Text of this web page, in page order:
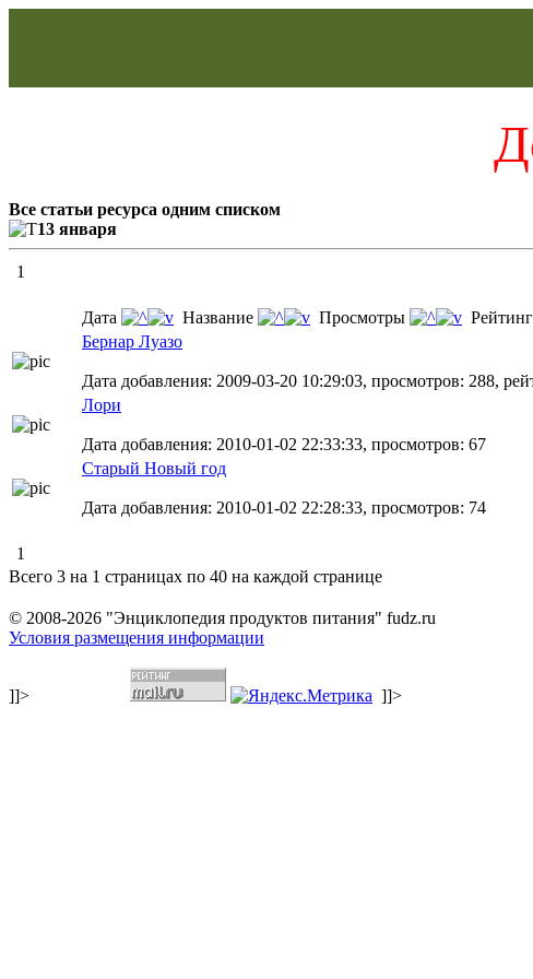
Все статьи ресурса одним списком
13 января
1
Дата Название Просмотры Рейтинг
Бернар Луазо
Дата добавления: 2009-03-20 10:29:03, просмотров: 288,
Лори
Дата добавления: 2010-01-02 22:33:33, просмотров: 67
Старый Новый год
Дата добавления: 2010-01-02 22:28:33, просмотров: 74
1
Всего 3 на 1 страницах по 40 на каждой странице
© 2008-2026 "Энциклопедия продуктов питания" fudz.ru
Условия размещения информации
]]> ]]>